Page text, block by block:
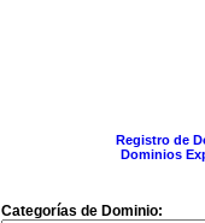
Registro de
Dominios
Categorías de Dominio: